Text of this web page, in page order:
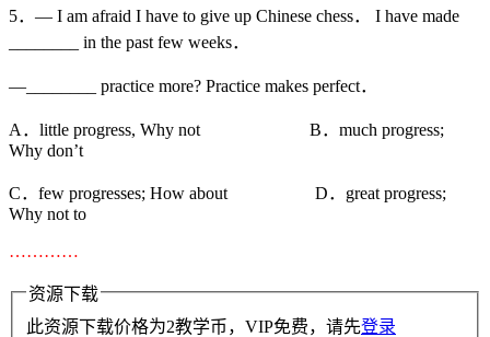
5．— I am afraid I have to give up Chinese chess． I have made
________ in the past few weeks．
—________ practice more? Practice makes perfect．
A．little progress, Why not B．much progress;
Why don’t
C．few progresses; How about D．great progress;
Why not to
…………
资源下载
此资源下载价格为2教学币，VIP免费，请先登录